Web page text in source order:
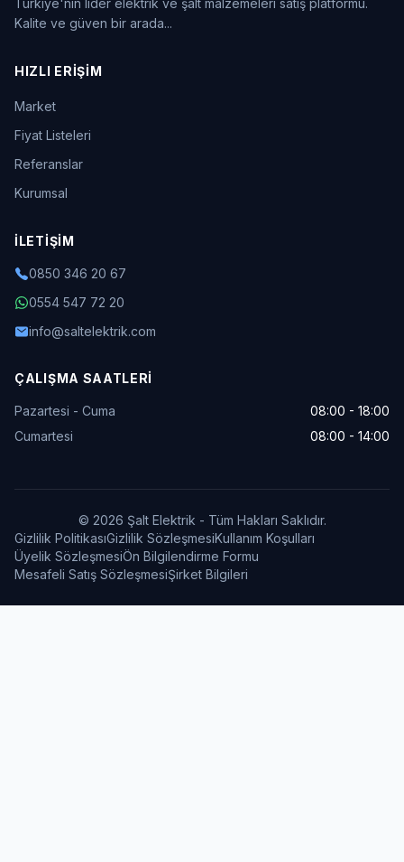
Türkiye'nin lider elektrik ve şalt malzemeleri satış platformu.
Kalite ve güven bir arada...
HIZLI ERIŞIM
Market
Fiyat Listeleri
Referanslar
Kurumsal
İLETIŞIM
0850 346 20 67
0554 547 72 20
info@saltelektrik.com
ÇALIŞMA SAATLERI
Pazartesi - Cuma
08:00 - 18:00
Cumartesi
08:00 - 14:00
© 2026 Şalt Elektrik - Tüm Hakları Saklıdır.
Gizlilik PolitikasıGizlilik SözleşmesiKullanım Koşulları
Üyelik SözleşmesiÖn Bilgilendirme Formu
Mesafeli Satış SözleşmesiŞirket Bilgileri